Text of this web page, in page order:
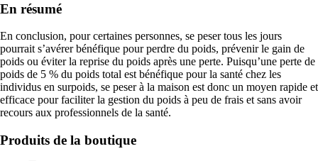
En résumé
En conclusion, pour certaines personnes, se peser tous les jours
pourrait s’avérer bénéfique pour perdre du poids, prévenir le gain de
poids ou éviter la reprise du poids après une perte. Puisqu’une perte de
poids de 5 % du poids total est bénéfique pour la santé chez les
individus en surpoids, se peser à la maison est donc un moyen rapide et
efficace pour faciliter la gestion du poids à peu de frais et sans avoir
recours aux professionnels de la santé.
Produits de la boutique